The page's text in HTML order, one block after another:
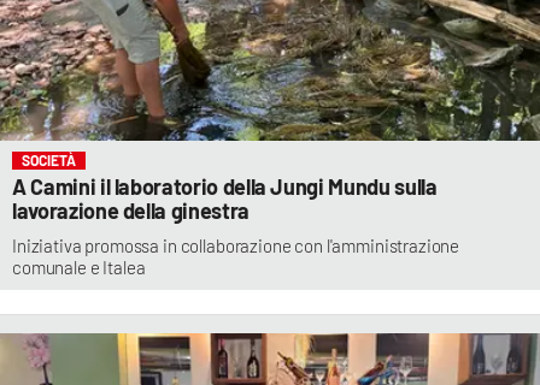
SOCIETÀ
A Camini il laboratorio della Jungi Mundu sulla
lavorazione della ginestra
Iniziativa promossa in collaborazione con l'amministrazione
comunale e Italea